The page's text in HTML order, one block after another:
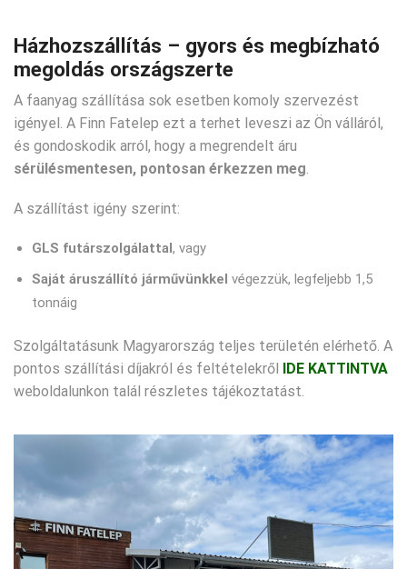
Házhozszállítás – gyors és megbízható
megoldás országszerte
A faanyag szállítása sok esetben komoly szervezést
igényel. A Finn Fatelep ezt a terhet leveszi az Ön válláról,
és gondoskodik arról, hogy a megrendelt áru
sérülésmentesen, pontosan érkezzen meg.
A szállítást igény szerint:
GLS futárszolgálattal, vagy
Saját áruszállító járművünkkel végezzük, legfeljebb 1,5
tonnáig
Szolgáltatásunk Magyarország teljes területén elérhető. A
pontos szállítási díjakról és feltételekről
IDE KATTINTVA
weboldalunkon talál részletes tájékoztatást.